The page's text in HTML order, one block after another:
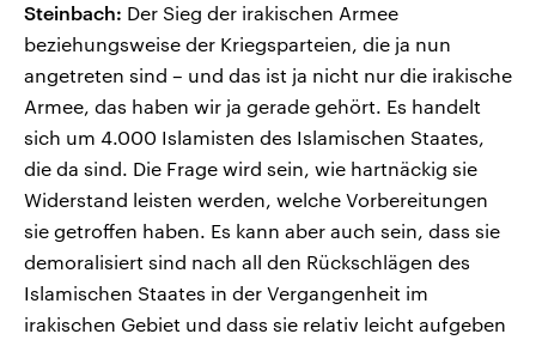
Steinbach: Der Sieg der irakischen Armee
beziehungsweise der Kriegsparteien, die ja nun
angetreten sind – und das ist ja nicht nur die irakische
Armee, das haben wir ja gerade gehört. Es handelt
sich um 4.000 Islamisten des Islamischen Staates,
die da sind. Die Frage wird sein, wie hartnäckig sie
Widerstand leisten werden, welche Vorbereitungen
sie getroffen haben. Es kann aber auch sein, dass sie
demoralisiert sind nach all den Rückschlägen des
Islamischen Staates in der Vergangenheit im
irakischen Gebiet und dass sie relativ leicht aufgeben